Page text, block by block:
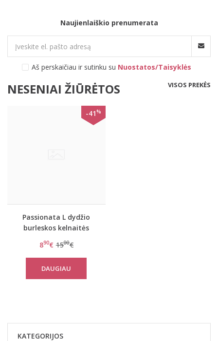
Naujienlaiškio prenumerata
Aš perskaičiau ir sutinku su Nuostatos/Taisyklės
NESENIAI ŽIŪRĖTOS VISOS PREKĖS
-41%
Passionata L dydžio
burleskos kelnaitės
890€ 1500€
DAUGIAU
KATEGORIJOS